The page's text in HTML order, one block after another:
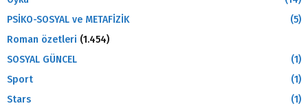
PSİKO-SOSYAL ve METAFİZİK
(5)
Roman özetleri (1.454)
SOSYAL GÜNCEL
(1)
Sport
(1)
Stars
(1)